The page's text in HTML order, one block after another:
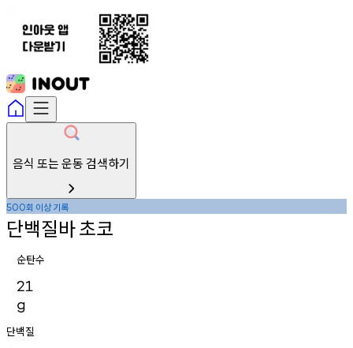
음식 또는 운동 검색하기
500회 이상기록
단백질바초코
순탄수
21
g
단백질